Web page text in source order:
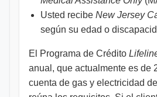
Usted recibe New Jersey
según su edad o
El Programa de Crédito
anual, que actualmente es de
cuenta de gas y electricidad